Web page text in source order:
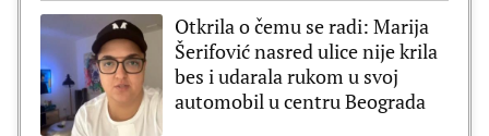
Otkrila o čemu se radi: Marija
Šerifović nasred ulice nije krila
bes i udarala rukom u svoj
automobil u centru Beograda